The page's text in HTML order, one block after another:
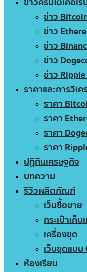
ข่าว
ข่าว
ข่าว
ข่าว
ข่าว
ราคาและการวิเค
ราคา
ราคา
ราคา
ราคา
ปฏิทินเศรษฐกิจ
บทความ
รีวิวผลิตภัณฑ์
เว็บซื้อขาย
กระเป๋าเก็
เครื่องขุด
เว็บขุดแบบ
ห้องเรียน